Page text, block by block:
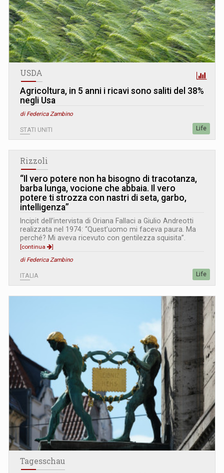
USDA
Agricoltura, in 5 anni i ricavi sono saliti del 38%
negli Usa
di Federica Zambino
STATI UNITI Life
Rizzoli
“Il vero potere non ha bisogno di tracotanza,
barba lunga, vocione che abbaia. Il vero
potere ti strozza con nastri di seta, garbo,
intelligenza”
Incipit dell’intervista di Oriana Fallaci a Giulio Andreotti
realizzata nel 1974: “Quest’uomo mi faceva paura. Ma
perché? Mi aveva ricevuto con gentilezza squisita”.
[continua
]
di Federica Zambino
ITALIA Life
Tagesschau